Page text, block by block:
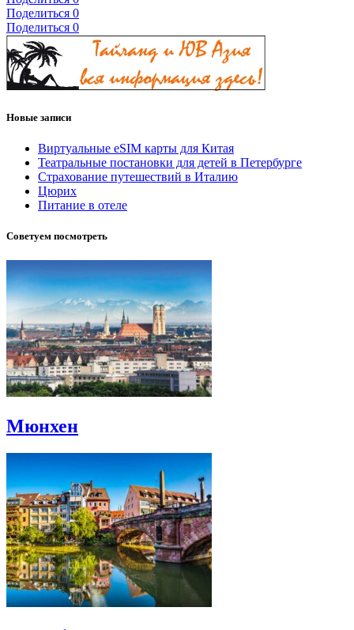
Поделиться 0
Поделиться 0
Новые записи
Виртуальные eSIM карты для Китая
Театральные постановки для детей в Петербурге
Страхование путешествий в Италию
Цюрих
Питание в отеле
Советуем посмотреть
Мюнхен